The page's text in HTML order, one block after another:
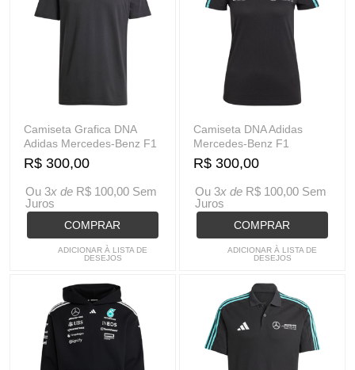
Camiseta Grafica DNA
Adidas Mercedes-Benz F1
R$ 300,00
Ou 3x de R$ 100,00 Sem
Juros
COMPRAR
ADICIONAR À LISTA DE
DESEJOS
Camiseta DNA Adidas
Mercedes-Benz F1
R$ 300,00
Ou 3x de R$ 100,00 Sem
Juros
COMPRAR
ADICIONAR À LISTA DE
DESEJOS